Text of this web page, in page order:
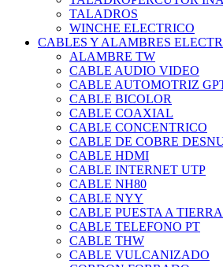
TALADROS
WINCHE ELECTRICO
CABLES Y ALAMBRES
ALAMBRE TW
CABLE AUDIO VIDEO
CABLE AUTOMOTRIZ
CABLE BICOLOR
CABLE COAXIAL
CABLE CONCENTRICO
CABLE DE COBRE
CABLE HDMI
CABLE INTERNET UTP
CABLE NH80
CABLE NYY
CABLE PUESTA A
CABLE TELEFONO PT
CABLE THW
CABLE VULCANIZADO